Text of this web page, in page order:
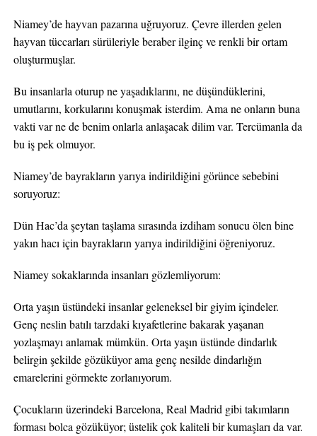
Niamey’de hayvan pazarına uğruyoruz. Çevre illerden gelen
hayvan tüccarları sürüleriyle beraber ilginç ve renkli bir ortam
oluşturmuşlar.
Bu insanlarla oturup ne yaşadıklarını, ne düşündüklerini,
umutlarını, korkularını konuşmak isterdim. Ama ne onların buna
vakti var ne de benim onlarla anlaşacak dilim var. Tercümanla da
bu iş pek olmuyor.
Niamey’de bayrakların yarıya indirildiğini görünce sebebini
soruyoruz:
Dün Hac’da şeytan taşlama sırasında izdiham sonucu ölen bine
yakın hacı için bayrakların yarıya indirildiğini öğreniyoruz.
Niamey sokaklarında insanları gözlemliyorum:
Orta yaşın üstündeki insanlar geleneksel bir giyim içindeler.
Genç neslin batılı tarzdaki kıyafetlerine bakarak yaşanan
yozlaşmayı anlamak mümkün. Orta yaşın üstünde dindarlık
belirgin şekilde gözüküyor ama genç nesilde dindarlığın
emarelerini görmekte zorlanıyorum.
Çocukların üzerindeki Barcelona, Real Madrid gibi takımların
forması bolca gözüküyor; üstelik çok kaliteli bir kumaşları da var.